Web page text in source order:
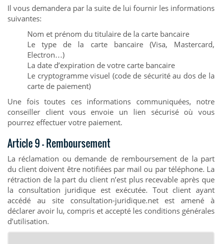
Il vous demandera par la suite de lui fournir les informations
suivantes:
Nom et prénom du titulaire de la carte bancaire
Le type de la carte bancaire (Visa, Mastercard,
Electron…)
La date d’expiration de votre carte bancaire
Le cryptogramme visuel (code de sécurité au dos de la
carte de paiement)
Une fois toutes ces informations communiquées, notre
conseiller client vous envoie un lien sécurisé où vous
pourrez effectuer votre paiement.
Article 9 – Remboursement
La réclamation ou demande de remboursement de la part
du client doivent être notifiées par mail ou par téléphone. La
rétraction de la part du client n’est plus recevable après que
la consultation juridique est exécutée. Tout client ayant
accédé au site consultation-juridique.net est amené à
déclarer avoir lu, compris et accepté les conditions générales
d’utilisation.